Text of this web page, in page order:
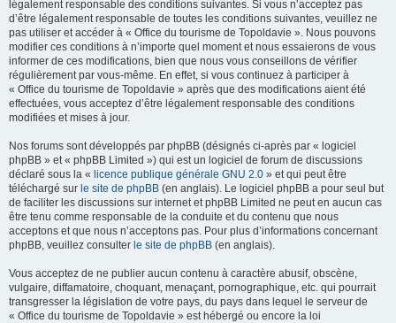
légalement responsable des conditions suivantes. Si vous n’acceptez pas
d’être légalement responsable de toutes les conditions suivantes, veuillez ne
pas utiliser et accéder à « Office du tourisme de Topoldavie ». Nous pouvons
modifier ces conditions à n’importe quel moment et nous essaierons de vous
informer de ces modifications, bien que nous vous conseillons de vérifier
régulièrement par vous-même. En effet, si vous continuez à participer à
« Office du tourisme de Topoldavie » après que des modifications aient été
effectuées, vous acceptez d’être légalement responsable des conditions
modifiées et mises à jour.
Nos forums sont développés par phpBB (désignés ci-après par « logiciel
phpBB » et « phpBB Limited ») qui est un logiciel de forum de discussions
déclaré sous la « licence publique générale GNU 2.0 » et qui peut être
téléchargé sur le site de phpBB (en anglais). Le logiciel phpBB a pour seul but
de faciliter les discussions sur internet et phpBB Limited ne peut en aucun cas
être tenu comme responsable de la conduite et du contenu que nous
acceptons et que nous n’acceptons pas. Pour plus d’informations concernant
phpBB, veuillez consulter le site de phpBB (en anglais).
Vous acceptez de ne publier aucun contenu à caractère abusif, obscène,
vulgaire, diffamatoire, choquant, menaçant, pornographique, etc. qui pourrait
transgresser la législation de votre pays, du pays dans lequel le serveur de
« Office du tourisme de Topoldavie » est hébergé ou encore la loi